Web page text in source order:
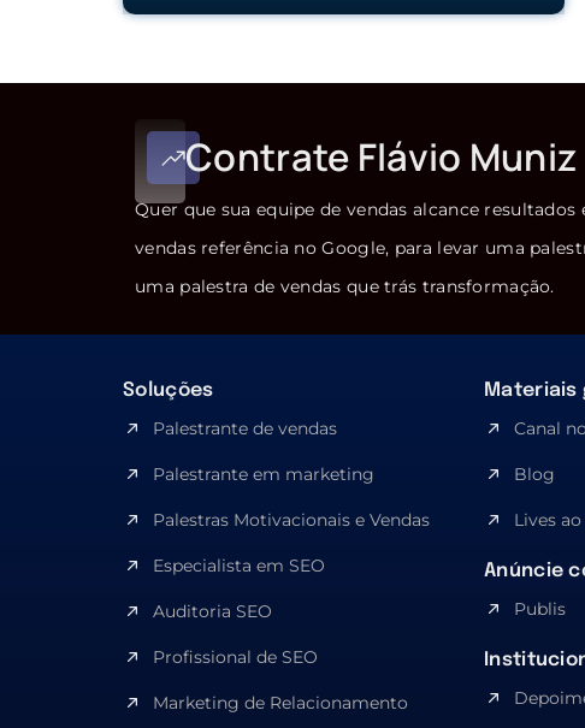
Contrate Flávio Muniz
Quer que sua equipe de vendas alcance
vendas referência no Google, para levar uma
uma palestra de vendas que trás transformação.
Soluções
Palestrante de vendas
Palestrante em marketing
Palestras Motivacionais e Vendas
Especialista em SEO​
Auditoria SEO
Profissional de SEO
Marketing de Relacionamento
Canal
Blog
Lives
Anúncie
Publis